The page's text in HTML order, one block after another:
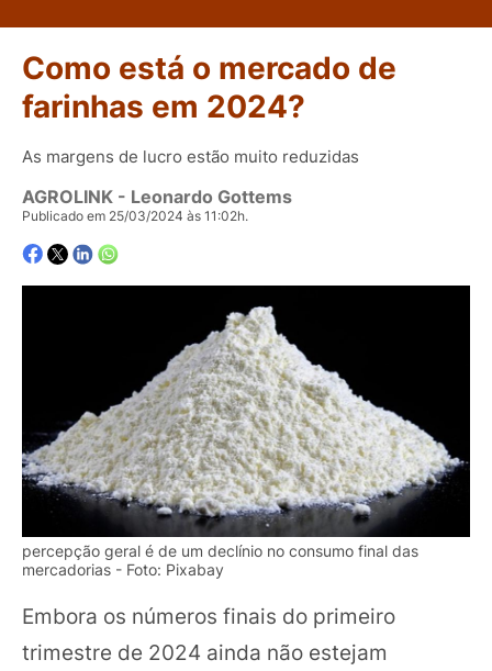
Como está o mercado de
farinhas em 2024?
As margens de lucro estão muito reduzidas
AGROLINK - Leonardo Gottems
Publicado em 25/03/2024 às 11:02h.
percepção geral é de um declínio no consumo final das
mercadorias - Foto: Pixabay
Embora os números finais do primeiro
trimestre de 2024 ainda não estejam